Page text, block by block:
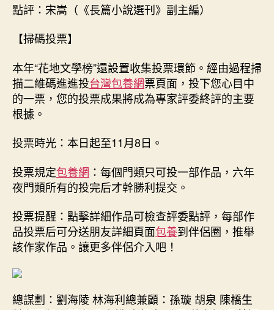
點評：宋嵩（《長篇小說選刊》副主編）
【掃碼投票】
本年“花地文學榜”還設置收集投票環節。經由過程掃
描二維碼進進投台灣包養網票頁面，投下您心目中
的一票，您的投票成果將成為專家評委終評的主要
根據。
投票時光：本日起至11月8日。
投票規定包養網 ：每個門類只可投一部作品，六年
夜門類所有的投完后才幹勝利提交。
投票提醒：點擊詳細作品可檢查評委點評，每部作
品投票后可分送朋友詳細頁面包養到伴侶圈，推舉
該作家作品。讓更多伴侶介入吧！
總謀劃：劉海陵 林海利總兼顧：孫璇 胡泉 陳橋生